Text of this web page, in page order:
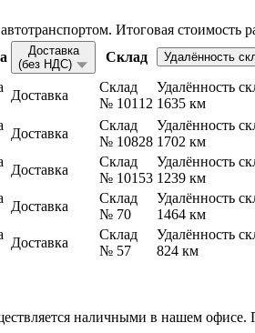
Итоговая стоимость
Доставка
(без НДС)
Склад Удалённость
Доставка
Склад
№ 10112
Удалённость
1635 км
Доставка
Склад
№ 10828
Удалённость
1702 км
Доставка
Склад
№ 10153
Удалённость
1239 км
Доставка
Склад
№ 70
Удалённость
1464 км
Доставка
Склад
№ 57
Удалённость
824 км
наличными в нашем